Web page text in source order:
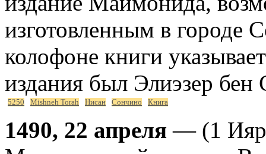
изготовленным в городе
колофоне книги
издания был Элиэзер
5250 Mishneh Torah Нисан Сончино Книга
1490, 22 апреля — (1